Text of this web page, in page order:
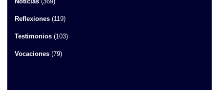
Reflexiones (119)
Testimonios (103)
Vocaciones (79)